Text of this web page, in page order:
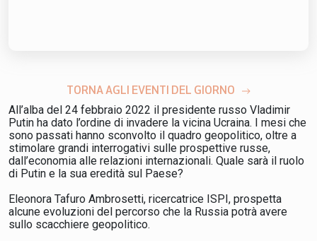
TORNA AGLI EVENTI DEL GIORNO
All’alba del 24 febbraio 2022 il presidente russo Vladimir
Putin ha dato l’ordine di invadere la vicina Ucraina. I mesi che
sono passati hanno sconvolto il quadro geopolitico, oltre a
stimolare grandi interrogativi sulle prospettive russe,
dall’economia alle relazioni internazionali. Quale sarà il ruolo
di Putin e la sua eredità sul Paese?
Eleonora Tafuro Ambrosetti, ricercatrice ISPI, prospetta
alcune evoluzioni del percorso che la Russia potrà avere
sullo scacchiere geopolitico.